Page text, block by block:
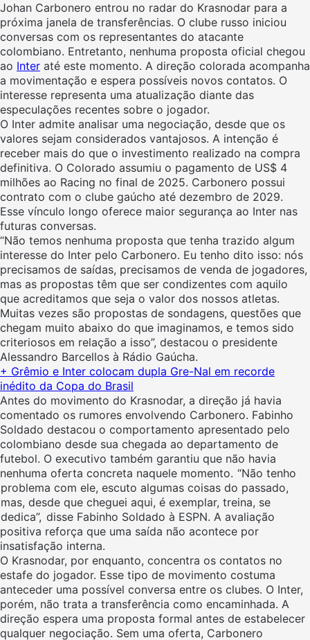
Johan Carbonero entrou no radar do Krasnodar para a
próxima janela de transferências. O clube russo iniciou
conversas com os representantes do atacante
colombiano. Entretanto, nenhuma proposta oficial chegou
ao Inter até este momento. A direção colorada acompanha
a movimentação e espera possíveis novos contatos. O
interesse representa uma atualização diante das
especulações recentes sobre o jogador.
O Inter admite analisar uma negociação, desde que os
valores sejam considerados vantajosos. A intenção é
receber mais do que o investimento realizado na compra
definitiva. O Colorado assumiu o pagamento de US$ 4
milhões ao Racing no final de 2025. Carbonero possui
contrato com o clube gaúcho até dezembro de 2029.
Esse vínculo longo oferece maior segurança ao Inter nas
futuras conversas.
“Não temos nenhuma proposta que tenha trazido algum
interesse do Inter pelo Carbonero. Eu tenho dito isso: nós
precisamos de saídas, precisamos de venda de jogadores,
mas as propostas têm que ser condizentes com aquilo
que acreditamos que seja o valor dos nossos atletas.
Muitas vezes são propostas de sondagens, questões que
chegam muito abaixo do que imaginamos, e temos sido
criteriosos em relação a isso”, destacou o presidente
Alessandro Barcellos à Rádio Gaúcha.
+ Grêmio e Inter colocam dupla Gre-Nal em recorde
inédito da Copa do Brasil
Antes do movimento do Krasnodar, a direção já havia
comentado os rumores envolvendo Carbonero. Fabinho
Soldado destacou o comportamento apresentado pelo
colombiano desde sua chegada ao departamento de
futebol. O executivo também garantiu que não havia
nenhuma oferta concreta naquele momento. “Não tenho
problema com ele, escuto algumas coisas do passado,
mas, desde que cheguei aqui, é exemplar, treina, se
dedica”, disse Fabinho Soldado à ESPN. A avaliação
positiva reforça que uma saída não acontece por
insatisfação interna.
O Krasnodar, por enquanto, concentra os contatos no
estafe do jogador. Esse tipo de movimento costuma
anteceder uma possível conversa entre os clubes. O Inter,
porém, não trata a transferência como encaminhada. A
direção espera uma proposta formal antes de estabelecer
qualquer negociação. Sem uma oferta, Carbonero